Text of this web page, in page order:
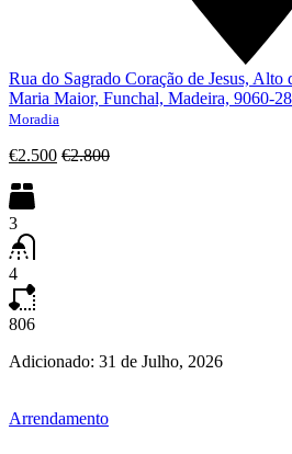
Rua do Sagrado Coração de Jesus,
Maria Maior, Funchal, Madeira, 9060-
Moradia
€2.500 €2.800
3
4
806
Adicionado: 31 de Julho, 2026
Arrendamento